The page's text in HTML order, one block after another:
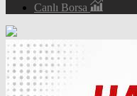
Canlı Borsa